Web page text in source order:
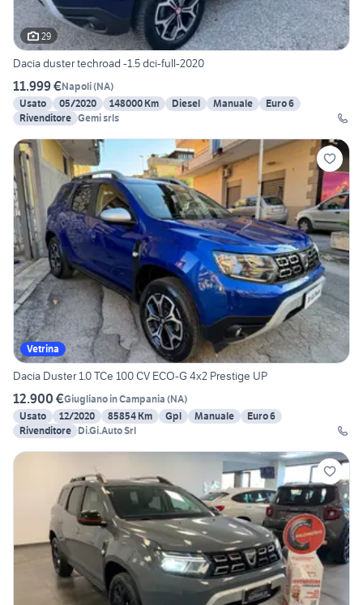
29
Dacia duster techroad -1.5 dci-full-2020
11.999 €Napoli(NA)
Usato
05/2020 148000 Km Diesel Manuale
Euro 6
Rivenditore Gemi srls
Vetrina
Dacia Duster 1.0 TCe 100 CV ECO-G 4x2 Prestige UP
12.900 €Giugliano in Campania (NA)
Usato
12/2020 85854 Km Gpl Manuale
Euro 6
Rivenditore Di.Gi.Auto Srl